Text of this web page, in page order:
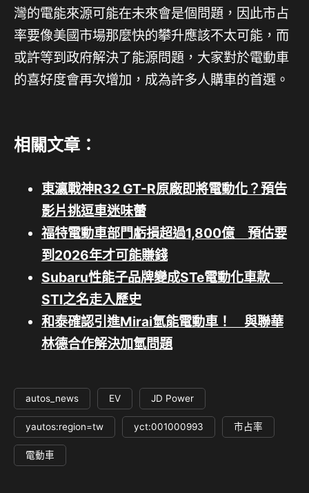
灣的電能來源可能在未來會是個問題，因此市占
率要像美國市場那麼快的攀升應該不太可能，而
或許等到政府解決了能源問題，大家對於電動車
的喜好度會再次增加，成為許多人購車的首選。
相關文章：
東瀛戰神R32 GT-R原廠即將電動化？預告
影片挑逗車迷味蕾
福特電動車部門虧損超過1,800億 預估要
到2026年才可能賺錢
Subaru性能子品牌變成STe電動化車款
STI之名走入歷史
和泰確認引進Mirai氫能電動車！ 與聯華
林德合作解決加氫問題
autos_news EV JD Power
yautos:region=tw yct:001000993 市占率
電動車